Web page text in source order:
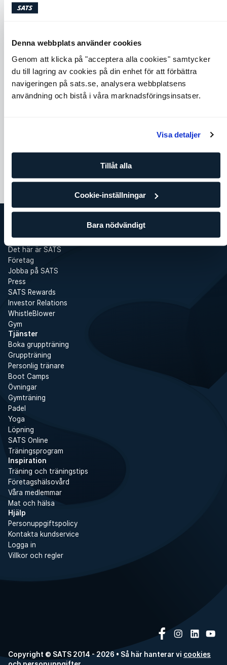
Denna webbplats använder cookies
Genom att klicka på "acceptera alla cookies" samtycker
du till lagring av cookies på din enhet för att förbättra
navigeringen på sats.se, analysera webbplatsens
användning och bistå i våra marknadsföringsinsatser.
Visa detaljer
Tillåt alla
Cookie-inställningar
Bara nödvändigt
Back Core
SATS
Det här är SATS
Företag
Jobba på SATS
Press
SATS Rewards
Investor Relations
WhistleBlower
Gym
Tjänster
Boka gruppträning
Gruppträning
Personlig tränare
Boot Camps
Övningar
Gymträning
Padel
Yoga
Löpning
SATS Online
Träningsprogram
Inspiration
Träning och träningstips
Företagshälsovård
Våra medlemmar
Mat och hälsa
Hjälp
Personuppgiftspolicy
Kontakta kundservice
Logga in
Villkor och regler
Copyright © SATS 2014 - 2026 • Så här hanterar vi cookies